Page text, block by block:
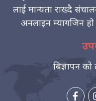
लाई मान्यता राख्दै
अनलाइन म्यागजिन
बिज्ञापन को